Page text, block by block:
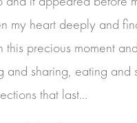
my heart deeply and
this precious moment
and sharing, eating and
that last…